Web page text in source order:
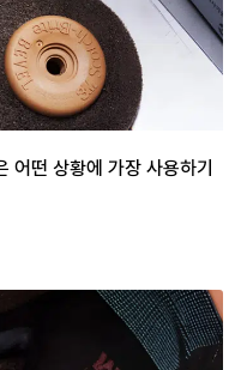
떤 상황에 가장 사용하기